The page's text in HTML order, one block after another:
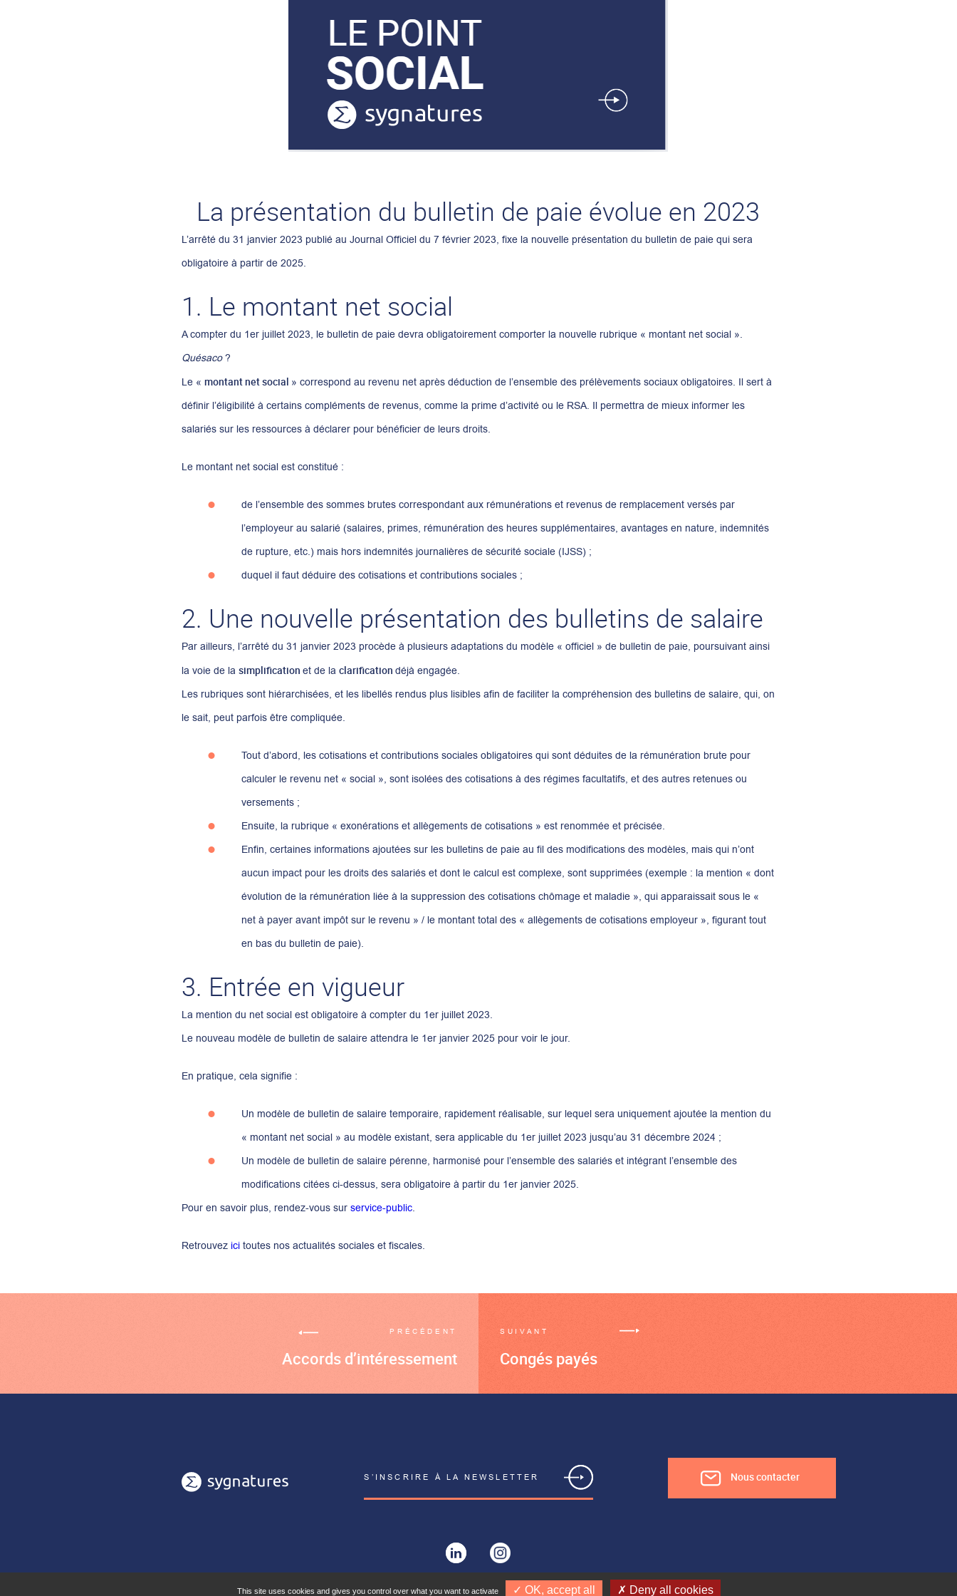
La présentation du bulletin de paie évolue en 2023
L’arrêté du 31 janvier 2023 publié au Journal Officiel du 7 février 2023, fixe la nouvelle présentation du bulletin de paie qui sera
obligatoire à partir de 2025.
1. Le montant net social
A compter du 1er juillet 2023, le bulletin de paie devra obligatoirement comporter la nouvelle rubrique « montant net social ».
Quésaco?
Le «montant net social » correspond au revenu net après déduction de l’ensemble des prélèvements sociaux obligatoires. Il sert à
définir l’éligibilité à certains compléments de revenus, comme la prime d’activité ou le RSA. Il permettra de mieux informer les
salariés sur les ressources à déclarer pour bénéficier de leurs droits.
Le montant net social est constitué :
de l’ensemble des sommes brutes correspondant aux rémunérations et revenus de remplacement versés par
l’employeur au salarié (salaires, primes, rémunération des heures supplémentaires, avantages en nature, indemnités
de rupture, etc.) mais hors indemnités journalières de sécurité sociale (IJSS) ;
duquel il faut déduire des cotisations et contributions sociales ;
2. Une nouvelle présentation des bulletins de salaire
Par ailleurs, l’arrêté du 31 janvier 2023 procède à plusieurs adaptations du modèle « officiel » de bulletin de paie, poursuivant ainsi
la voie de lasimplificationet de laclarificationdéjà engagée.
Les rubriques sont hiérarchisées, et les libellés rendus plus lisibles afin de faciliter la compréhension des bulletins de salaire, qui, on
le sait, peut parfois être compliquée.
Tout d’abord, les cotisations et contributions sociales obligatoires qui sont déduites de la rémunération brute pour
calculer le revenu net « social », sont isolées des cotisations à des régimes facultatifs, et des autres retenues ou
versements ;
Ensuite, la rubrique « exonérations et allègements de cotisations » est renommée et précisée.
Enfin, certaines informations ajoutées sur les bulletins de paie au fil des modifications des modèles, mais qui n’ont
aucun impact pour les droits des salariés et dont le calcul est complexe, sont supprimées (exemple : la mention « dont
évolution de la rémunération liée à la suppression des cotisations chômage et maladie », qui apparaissait sous le «
net à payer avant impôt sur le revenu » / le montant total des « allègements de cotisations employeur », figurant tout
en bas du bulletin de paie).
3. Entrée en vigueur
La mention du net social est obligatoire à compter du 1er juillet 2023.
Le nouveau modèle de bulletin de salaire attendra le 1er janvier 2025 pour voir le jour.
En pratique, cela signifie :
Un modèle de bulletin de salaire temporaire, rapidement réalisable, sur lequel sera uniquement ajoutée la mention du
« montant net social » au modèle existant, sera applicable du 1er juillet 2023 jusqu’au 31 décembre 2024 ;
Un modèle de bulletin de salaire pérenne, harmonisé pour l’ensemble des salariés et intégrant l’ensemble des
modifications citées ci-dessus, sera obligatoire à partir du 1er janvier 2025.
Pour en savoir plus, rendez-vous surservice-public.
Retrouvez icitoutes nos actualités sociales et fiscales.
PRÉCÉDENT
Accords d’intéressement
SUIVANT
Congés payés
S’INSCRIRE À LA NEWSLETTER Nous contacter
This site uses cookies and gives you control over what you want to activate ✓ OK, accept all ✗ Deny all cookies